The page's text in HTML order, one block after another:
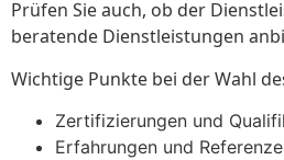
Prüfen Sie auch, ob der
beratende Dienstleistungen
Wichtige Punkte bei der Wahl
Zertifizierungen und
Erfahrungen und